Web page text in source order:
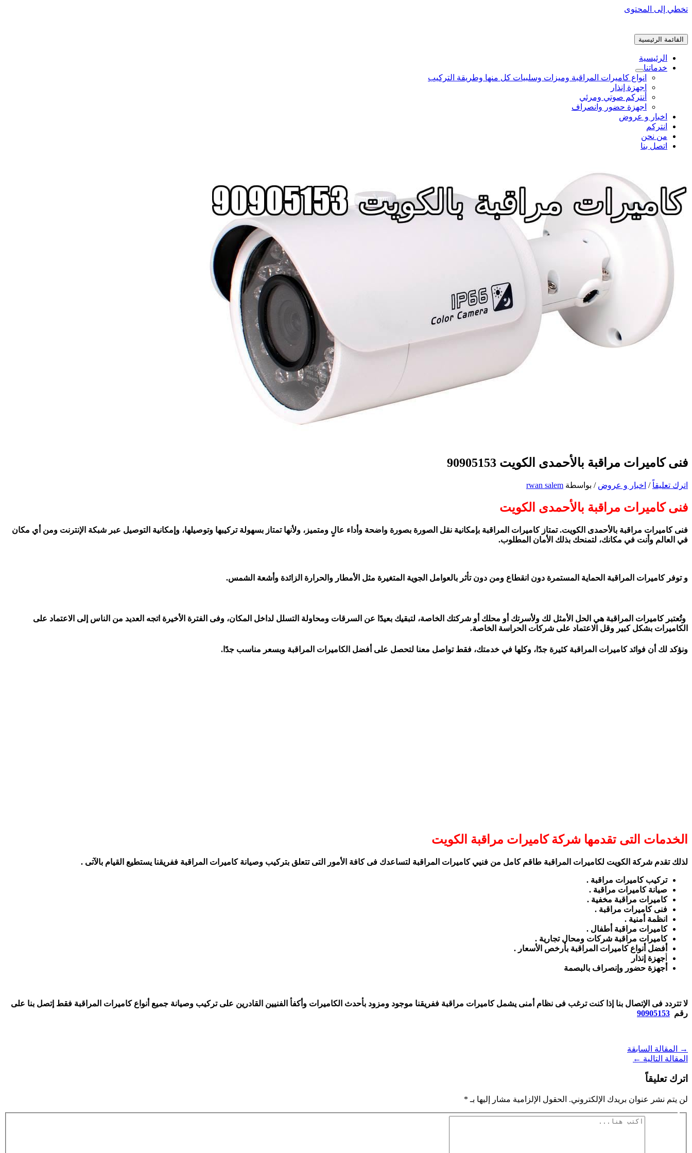
تخطي إلى المحتوى
القائمة الرئيسية
الرئيسية
خدماتنا
انواع كاميرات المراقبة وميزات وسلبيات كل منها وطريقة التركيب
اجهزة إنذار
أنتركم صوتي ومرئي
اجهزة حضور وانصراف
اخبار و عروض
انتركم
من نحن
اتصل بنا
فنى كاميرات مراقبة بالأحمدى الكويت 90905153
اترك تعليقاً / اخبار و عروض / بواسطة rwan salem
فنى كاميرات مراقبة بالأحمدى الكويت
فنى كاميرات مراقبة بالأحمدى الكويت. تمتاز كاميرات المراقبة بإمكانية نقل الصورة بصورة واضحة وأداء عالٍ ومتميز، ولأنها تمتاز بسهولة تركيبها وتوصيلها، وإمكانية التوصيل عبر شبكة الإنترنت ومن أي مكان
في العالم وأنت في مكانك، لتمنحك بذلك الأمان المطلوب.
و توفر كاميرات المراقبة الحماية المستمرة دون انقطاع ومن دون تأثر بالعوامل الجوية المتغيرة مثل الأمطار والحرارة الزائدة وأشعة الشمس.
وتُعتبر كاميرات المراقبة هي الحل الأمثل لك ولأسرتك أو محلك أو شركتك الخاصة، لتبقيك بعيدًا عن السرقات ومحاولة التسلل لداخل المكان، وفى الفترة الأخيرة اتجه العديد من الناس إلى الاعتماد على
الكاميرات بشكل كبير وقل الاعتماد على شركات الحراسة الخاصة.
ونؤكد لك أن فوائد كاميرات المراقبة كثيرة جدًا، وكلها في خدمتك، فقط تواصل معنا لتحصل على أفضل الكاميرات المراقبة وبسعر مناسب جدًا.
الخدمات التى تقدمها شركة كاميرات مراقبة الكويت
لذلك تقدم شركة الكويت لكاميرات المراقبة طاقم كامل من فنيي كاميرات المراقبة لتساعدك فى كافة الأمور التى تتعلق بتركيب وصيانة كاميرات المراقبة ففريقنا يستطيع القيام بالآتى .
تركيب كاميرات مراقبة .
صيانة كاميرات مراقبة .
كاميرات مراقبة مخفية .
فنى كاميرات مراقبة .
انظمة أمنية .
كاميرات مراقبة أطفال .
كاميرات مراقبة شركات ومحال تجارية .
أفضل أنواع كاميرات المراقبة بأرخص الأسعار .
جهزة إنذار
أجهزة حضور وإنصراف بالبصمة
لا تتردد فى الإتصال بنا إذا كنت ترغب فى نظام أمنى يشمل كاميرات مراقبة ففريقنا موجود ومزود بأحدث الكاميرات وأكفأ الفنيين القادرين على تركيب وصيانة جميع أنواع كاميرات المراقبة فقط إتصل بنا على
رقم 90905153
→
المقالة السابقة
المقالة التالية ←
اترك تعليقاً
لن يتم نشر عنوان بريدك الإلكتروني. الحقول الإلزامية مشار إليها بـ *